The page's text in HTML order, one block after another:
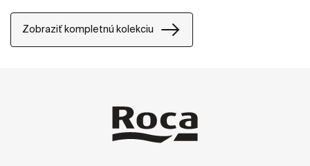
kúpeľní.
Zobraziť kompletnú kolekciu